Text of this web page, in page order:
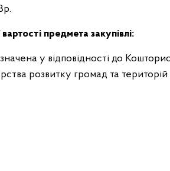
предмета закупівлі:
у відповідності до
розвитку громад та територій